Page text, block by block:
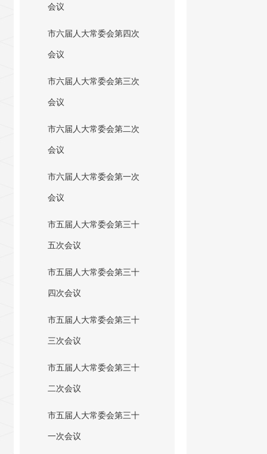
会议
市六届人大常委会第四次
会议
市六届人大常委会第三次
会议
市六届人大常委会第二次
会议
市六届人大常委会第一次
会议
市五届人大常委会第三十
五次会议
市五届人大常委会第三十
四次会议
市五届人大常委会第三十
三次会议
市五届人大常委会第三十
二次会议
市五届人大常委会第三十
一次会议